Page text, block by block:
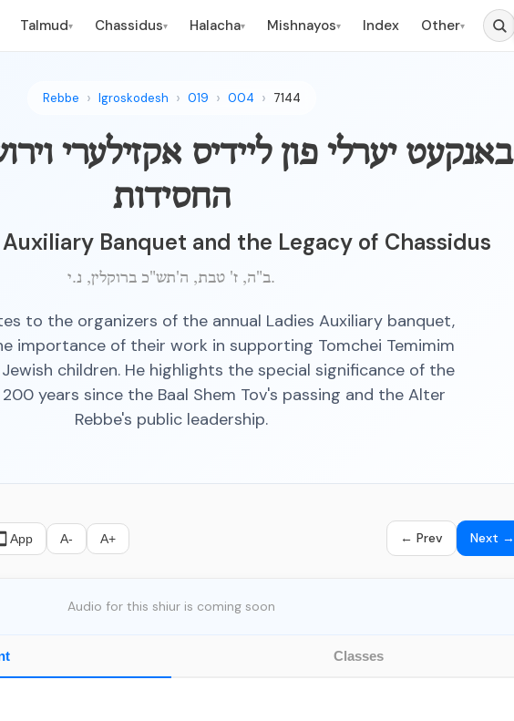
Talmud▾ Chassidus▾ Halacha▾ Mishnayos▾ Index Other▾
Rebbe Igroskodesh 019 004 7144
באנקעט יערלי פון ליידיס אקזילערי
החסידות
Banquet and the Legacy of Chassidus
ב"ה, ז' טבת, ה'תש"כ ברוקלין, נ.י.
to the organizers of the annual Ladies Auxiliary banquet,
importance of their work in supporting Tomchei Temimim
children. He highlights the special significance of the
years since the Baal Shem Tov's passing and the Alter
Rebbe's public leadership.
App A- A+ ← Prev Next →
Audio for this shiur is coming soon
Classes